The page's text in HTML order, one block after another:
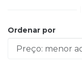
Ordenar por